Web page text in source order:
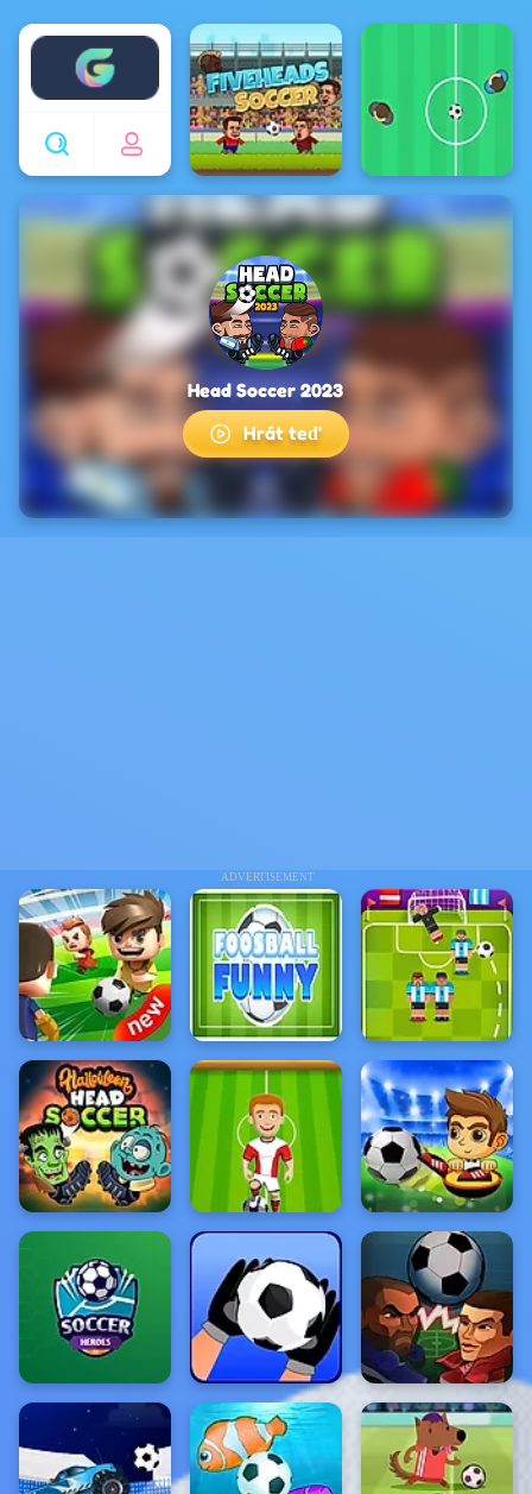
Enjoy4fun
ADVERTISEMENT
Head Soccer 2023
Hrát teď